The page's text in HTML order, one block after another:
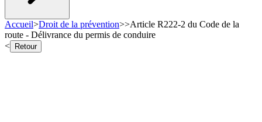
Accueil>Droit de la prévention>>Article R222-2 du Code de la
route - Délivrance du permis de conduire
<
Retour